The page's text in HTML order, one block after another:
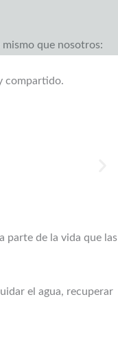
que nosotros:
compartido.
parte de la vida que las
el agua, recuperar